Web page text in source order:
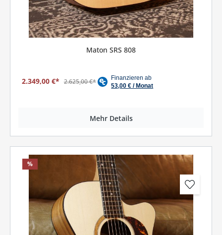
Maton SRS 808
2.349,00 €* 2.625,00 €*
Mehr Details
%